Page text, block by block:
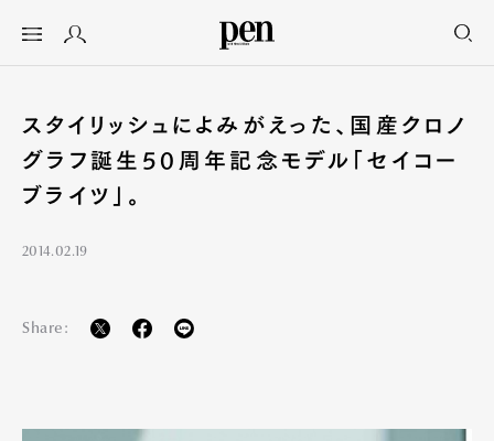
スタイリッシュによみがえった、国産クロノ
グラフ誕生50周年記念モデル「セイコー
ブライツ」。
2014.02.19
Share: